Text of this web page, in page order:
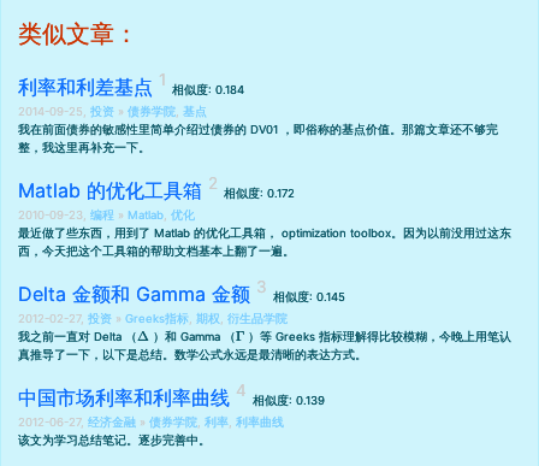
类似文章：
利率和利差基点
相似度: 0.184
2014-09-25, 投资 » 债券学院 基点
我在前面债券的敏感性里简单介绍过债券的 DV01 ，即俗称的基点价值。那篇文章还不够完
整，我这里再补充一下。
Matlab 的优化工具箱
相似度: 0.172
2010-09-23, 编程 » Matlab 优化
最近做了些东西，用到了 Matlab 的优化工具箱， optimization toolbox。因为以前没用过这东
西，今天把这个工具箱的帮助文档基本上翻了一遍。
Delta 金额和 Gamma 金额
相似度: 0.145
2012-02-27, 投资 » Greeks指标 期权
衍生品学院
我之前一直对 Delta （ Δ ）和 Gamma （Γ ）等 Greeks 指标理解得比较模糊，今晚上用笔认
真推导了一下，以下是总结。数学公式永远是最清晰的表达方式。
中国市场利率和利率曲线
相似度: 0.139
2012-06-27, 经济金融 » 债券学院 利率 利率曲线
该文为学习总结笔记。逐步完善中。